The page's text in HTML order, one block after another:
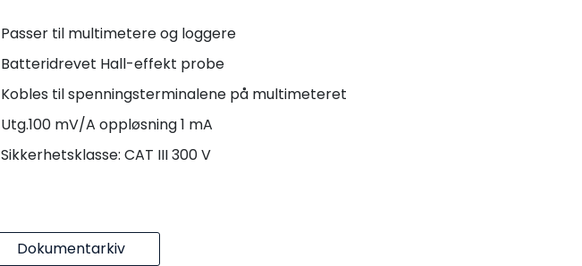
Passer til multimetere og loggere
Batteridrevet Hall-effekt probe
Kobles til spenningsterminalene på multimeteret
Utg.100 mV/A oppløsning 1 mA
Sikkerhetsklasse: CAT III 300 V
Dokumentarkiv